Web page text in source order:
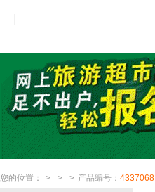
您的位置： > > > 产品编号： 4337068